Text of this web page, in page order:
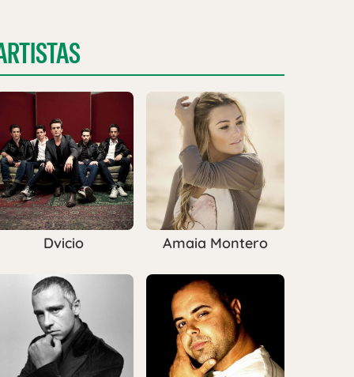
Dvicio Amaia Montero